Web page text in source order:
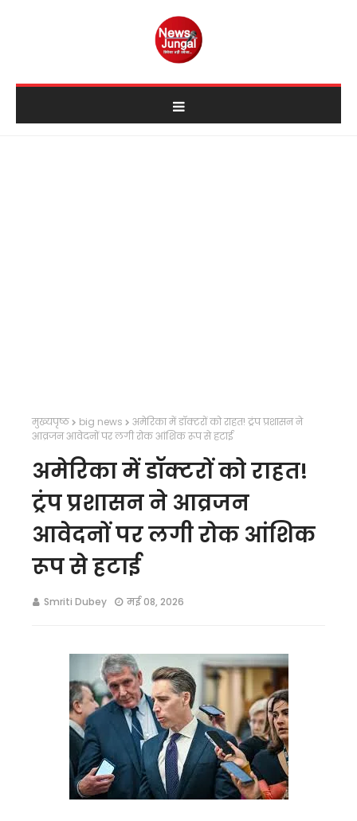
मुख्यपृष्ठ big news
अमेरिका में डॉक्टरों को राहत! ट्रंप प्रशासन ने
आव्रजन आवेदनों पर लगी रोक आंशिक रूप से हटाई
अमेरिका में डॉक्टरों को राहत!
ट्रंप प्रशासन ने आव्रजन
आवेदनों पर लगी रोक आंशिक
रूप से हटाई
Smriti Dubey मई 08, 2026